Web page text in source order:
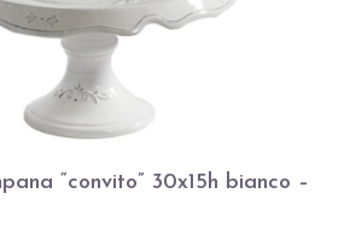
“convito” 30x15h bianco –